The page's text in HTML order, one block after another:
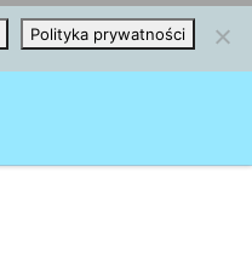
Polityka prywatności